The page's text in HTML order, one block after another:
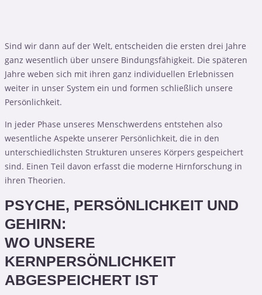
Sind wir dann auf der Welt, entscheiden die ersten drei Jahre
ganz wesentlich über unsere Bindungsfähigkeit. Die späteren
Jahre weben sich mit ihren ganz individuellen Erlebnissen
weiter in unser System ein und formen schließlich unsere
Persönlichkeit.
In jeder Phase unseres Menschwerdens entstehen also
wesentliche Aspekte unserer Persönlichkeit, die in den
unterschiedlichsten Strukturen unseres Körpers gespeichert
sind. Einen Teil davon erfasst die moderne Hirnforschung in
ihren Theorien.
PSYCHE, PERSÖNLICHKEIT UND
GEHIRN:
WO UNSERE
KERNPERSÖNLICHKEIT
ABGESPEICHERT IST